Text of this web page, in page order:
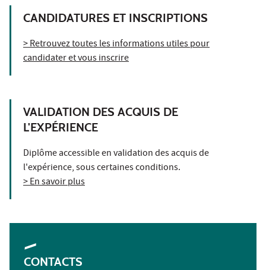
CANDIDATURES ET INSCRIPTIONS
> Retrouvez toutes les informations utiles pour
candidater et vous inscrire
VALIDATION DES ACQUIS DE
L'EXPÉRIENCE
Diplôme accessible en validation des acquis de
l'expérience, sous certaines conditions.
> En savoir plus
CONTACTS